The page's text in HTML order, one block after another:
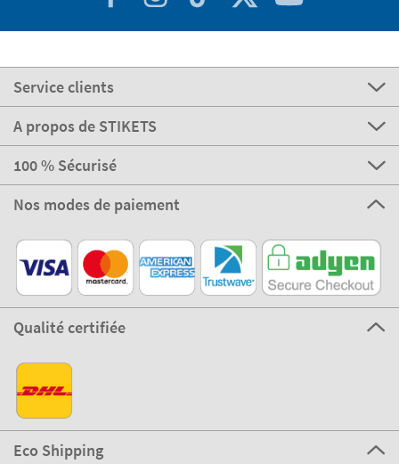
Service clients
A propos de STIKETS
100 % Sécurisé
Nos modes de paiement
Qualité certifiée
Eco Shipping